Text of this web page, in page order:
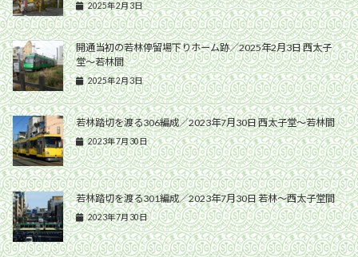
2025年2月3日
開通当初の若林停留場下りホーム跡／2025年2月3日 西太子
堂〜若林間
2025年2月3日
若林踏切を渡る306編成／2023年7月30日 西太子堂〜若林間
2023年7月30日
若林踏切を渡る301編成／2023年7月30日 若林〜西太子堂間
2023年7月30日